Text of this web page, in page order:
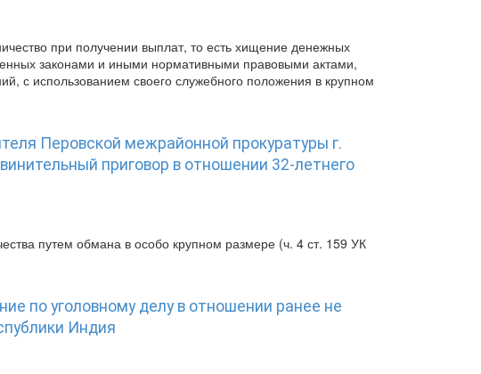
при получении выплат, то есть хищение денежных
законами и иными нормативными правовыми актами,
с использованием своего служебного положения в крупном
Перовской межрайонной прокуратуры г.
приговор в отношении 32-летнего
путем обмана в особо крупном размере (ч. 4 ст. 159 УК
по уголовному делу в отношении ранее не
Индия